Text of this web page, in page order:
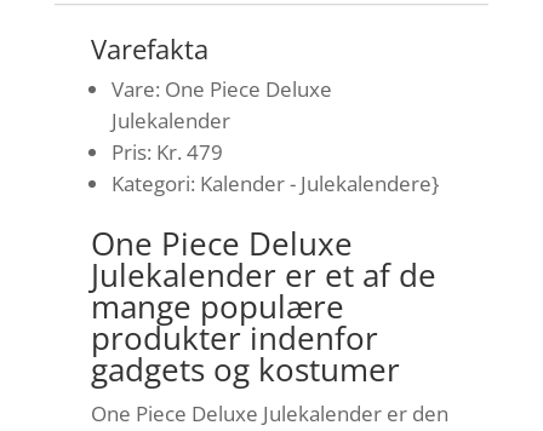
Varefakta
Vare: One Piece Deluxe
Julekalender
Pris: Kr. 479
Kategori: Kalender - Julekalendere}
One Piece Deluxe
Julekalender er et af de
mange populære
produkter indenfor
gadgets og kostumer
One Piece Deluxe Julekalender er den